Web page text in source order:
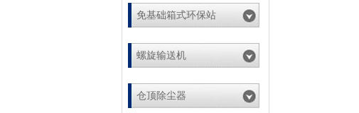
免基础箱式环保站
螺旋输送机
仓顶除尘器